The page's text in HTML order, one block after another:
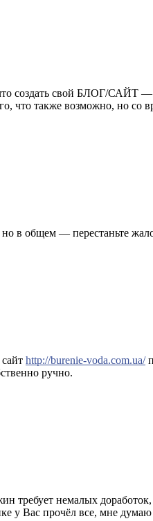
создать свой БЛОГ/САЙТ —
его, что также возможно,
в общем — перестаньте
http://burenie-voda.com.ua/
ручно.
требует немалых
у Вас прочёл все, мне думаю